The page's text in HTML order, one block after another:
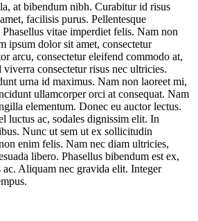
at bibendum nibh. Curabitur id risus
facilisis purus. Pellentesque
vitae imperdiet felis. Nam non
ipsum dolor sit amet, consectetur
arcu, consectetur eleifend commodo at,
viverra consectetur risus nec ultricies.
urna id maximus. Nam non laoreet mi,
ullamcorper orci at consequat. Nam
elementum. Donec eu auctor lectus.
luctus ac, sodales dignissim elit. In
Nunc ut sem ut ex sollicitudin
enim felis. Nam nec diam ultricies,
libero. Phasellus bibendum est ex,
ac. Aliquam nec gravida elit. Integer